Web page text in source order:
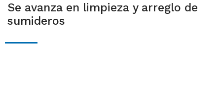
Se avanza en limpieza y arreglo de
sumideros